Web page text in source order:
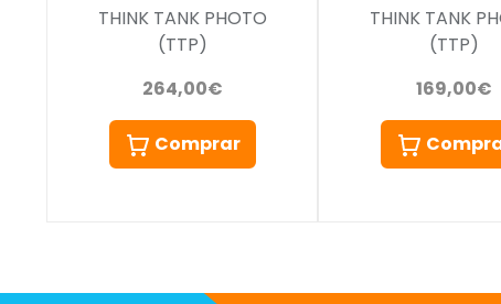
THINK TANK PHOTO
(TTP)
264,00€
Comprar
THINK TANK
(TTP)
169,00€